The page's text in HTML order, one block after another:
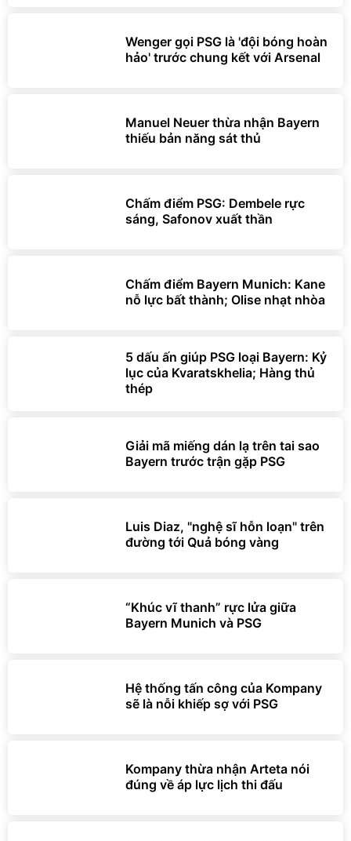
Wenger gọi PSG là 'đội bóng hoàn
hảo' trước chung kết với Arsenal
Manuel Neuer thừa nhận Bayern
thiếu bản năng sát thủ
Chấm điểm PSG: Dembele rực
sáng, Safonov xuất thần
Chấm điểm Bayern Munich: Kane
nỗ lực bất thành; Olise nhạt nhòa
5 dấu ấn giúp PSG loại Bayern: Kỷ
lục của Kvaratskhelia; Hàng thủ
thép
Giải mã miếng dán lạ trên tai sao
Bayern trước trận gặp PSG
Luis Diaz, "nghệ sĩ hỗn loạn" trên
đường tới Quả bóng vàng
“Khúc vĩ thanh” rực lửa giữa
Bayern Munich và PSG
Hệ thống tấn công của Kompany
sẽ là nỗi khiếp sợ với PSG
Kompany thừa nhận Arteta nói
đúng về áp lực lịch thi đấu